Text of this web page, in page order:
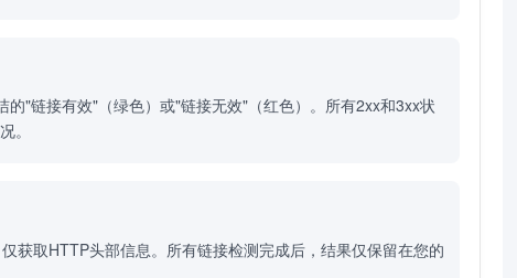
的"链接有效"（绿色）或"链接无效"（红色）。所有2xx和3xx状
。
获取HTTP头部信息。所有链接检测完成后，结果仅保留在您的